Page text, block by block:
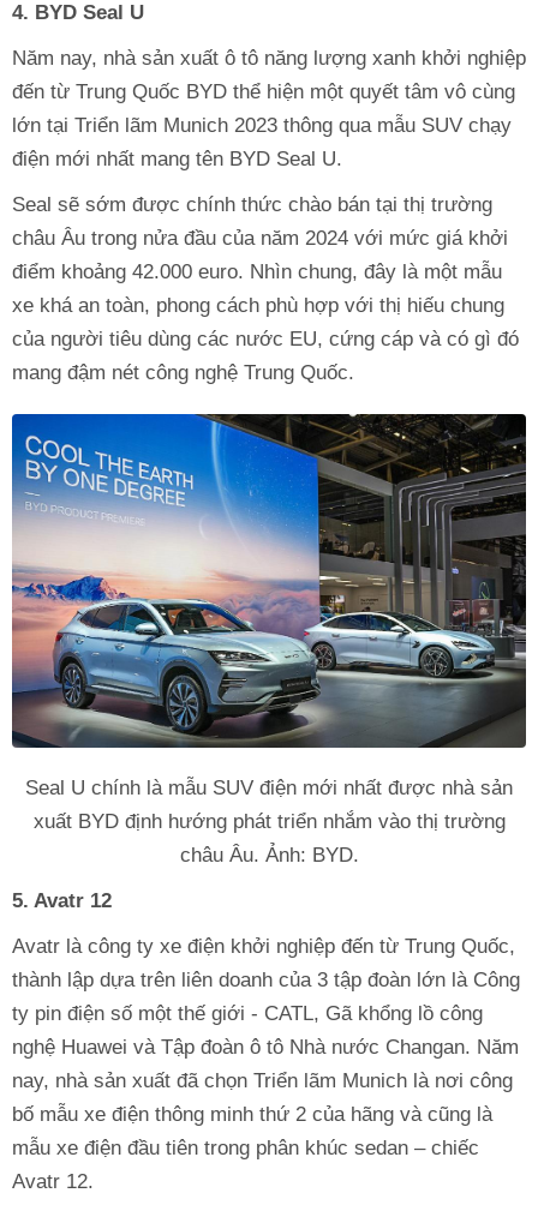
4. BYD Seal U
Năm nay, nhà sản xuất ô tô năng lượng xanh khởi nghiệp
đến từ Trung Quốc BYD thể hiện một quyết tâm vô cùng
lớn tại Triển lãm Munich 2023 thông qua mẫu SUV chạy
điện mới nhất mang tên BYD Seal U.
Seal sẽ sớm được chính thức chào bán tại thị trường
châu Âu trong nửa đầu của năm 2024 với mức giá khởi
điểm khoảng 42.000 euro. Nhìn chung, đây là một mẫu
xe khá an toàn, phong cách phù hợp với thị hiếu chung
của người tiêu dùng các nước EU, cứng cáp và có gì đó
mang đậm nét công nghệ Trung Quốc.
Seal U chính là mẫu SUV điện mới nhất được nhà sản
xuất BYD định hướng phát triển nhắm vào thị trường
châu Âu. Ảnh: BYD.
5. Avatr 12
Avatr là công ty xe điện khởi nghiệp đến từ Trung Quốc,
thành lập dựa trên liên doanh của 3 tập đoàn lớn là Công
ty pin điện số một thế giới - CATL, Gã khổng lồ công
nghệ Huawei và Tập đoàn ô tô Nhà nước Changan. Năm
nay, nhà sản xuất đã chọn Triển lãm Munich là nơi công
bố mẫu xe điện thông minh thứ 2 của hãng và cũng là
mẫu xe điện đầu tiên trong phân khúc sedan – chiếc
Avatr 12.